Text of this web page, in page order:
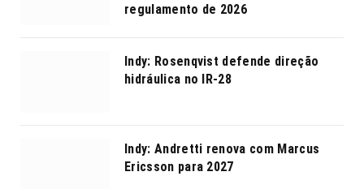
regulamento de 2026
Indy: Rosenqvist defende direção
hidráulica no IR-28
Indy: Andretti renova com Marcus
Ericsson para 2027